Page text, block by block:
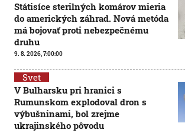
Státisíce sterilných komárov mieria
do amerických záhrad. Nová metóda
má bojovať proti nebezpečnému
druhu
9. 8. 2026, 7:00:00
Svet
V Bulharsku pri hranici s
Rumunskom explodoval dron s
výbušninami, bol zrejme
ukrajinského pôvodu